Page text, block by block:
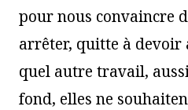
pour nous convaincre
arrêter, quitte à devoir
quel autre travail,
fond, elles ne